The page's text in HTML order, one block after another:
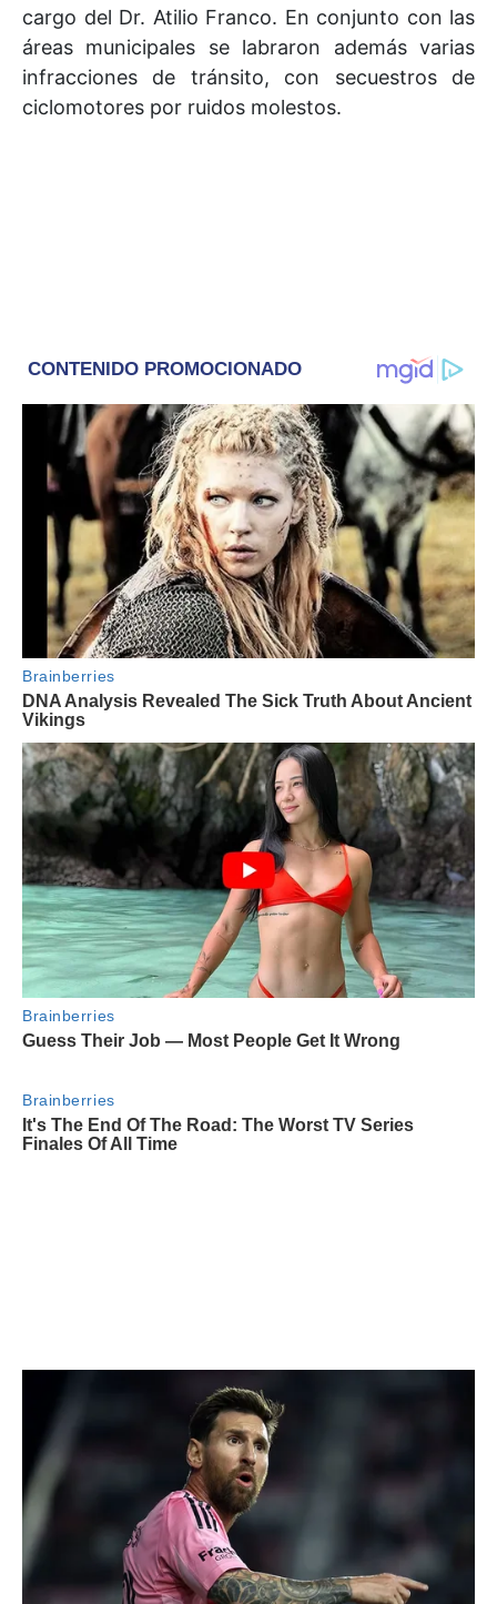
cargo del Dr. Atilio Franco. En conjunto con las
áreas municipales se labraron además varias
infracciones de tránsito, con secuestros de
ciclomotores por ruidos molestos.